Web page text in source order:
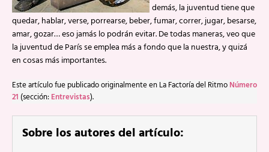
demás, la juventud tiene que
quedar, hablar, verse, porrearse, beber, fumar, correr, jugar, besarse,
amar, gozar… eso jamás lo podrán evitar. De todas maneras, veo que
la juventud de París se emplea más a fondo que la nuestra, y quizá
en cosas más importantes.
Este artículo fue publicado originalmente en La Factoría del Ritmo Número
21 (sección: Entrevistas).
Sobre los autores del artículo: